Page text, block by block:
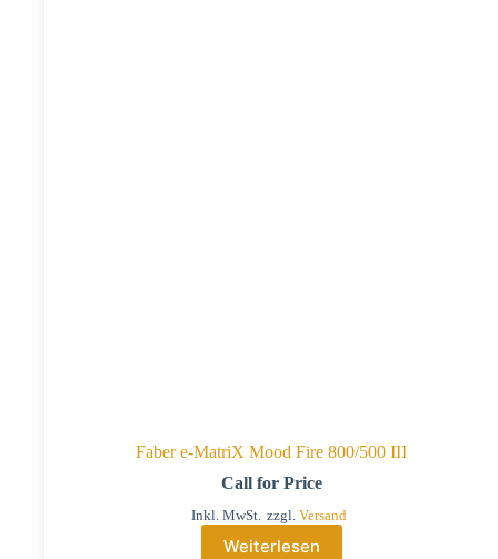
Faber e-MatriX Mood Fire 800/500 III
Call for Price
Inkl. MwSt. zzgl. Versand
Weiterlesen